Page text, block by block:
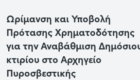
Ωρίμανση και Υποβολή
Πρότασης Χρηματοδότησης
για την Αναβάθμιση Δημόσιου
κτιρίου στο Αρχηγείο
Πυροσβεστικής